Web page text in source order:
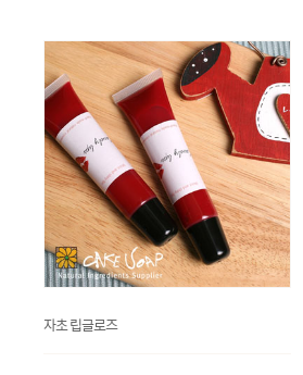
자초 립글로즈